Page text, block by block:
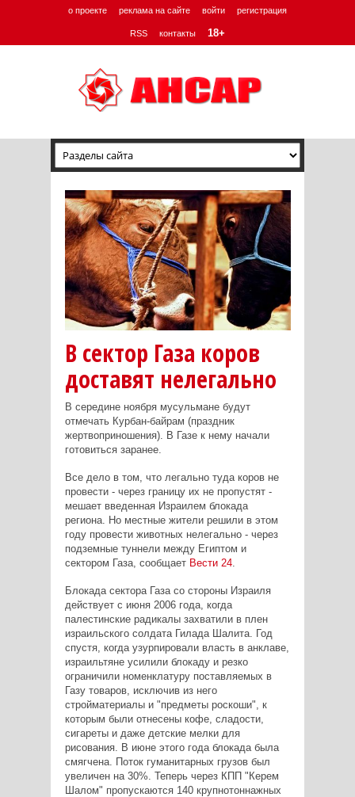
о проекте реклама на сайте войти регистрация
RSS контакты 18+
В сектор Газа коров
доставят нелегально
В середине ноября мусульмане будут
отмечать Курбан-байрам (праздник
жертвоприношения). В Газе к нему начали
готовиться заранее.
Все дело в том, что легально туда коров не
провести - через границу их не пропустят -
мешает введенная Израилем блокада
региона. Но местные жители решили в этом
году провести животных нелегально - через
подземные туннели между Египтом и
сектором Газа, сообщает Вести 24.
Блокада сектора Газа со стороны Израиля
действует с июня 2006 года, когда
палестинские радикалы захватили в плен
израильского солдата Гилада Шалита. Год
спустя, когда узурпировали власть в анклаве,
израильтяне усилили блокаду и резко
ограничили номенклатуру поставляемых в
Газу товаров, исключив из него
стройматериалы и "предметы роскоши", к
которым были отнесены кофе, сладости,
сигареты и даже детские мелки для
рисования. В июне этого года блокада была
смягчена. Поток гуманитарных грузов был
увеличен на 30%. Теперь через КПП "Керем
Шалом" пропускаются 140 крупнотоннажных